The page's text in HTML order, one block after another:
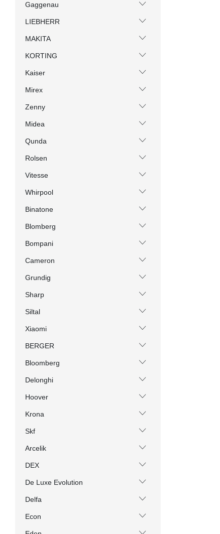
Gaggenau
LIEBHERR
MAKITA
KORTING
Kaiser
Mirex
Zenny
Midea
Qunda
Rolsen
Vitesse
Whirpool
Binatone
Blomberg
Bompani
Cameron
Grundig
Sharp
Siltal
Xiaomi
BERGER
Bloomberg
Delonghi
Hoover
Krona
Skf
Arcelik
DEX
De Luxe Evolution
Delfa
Econ